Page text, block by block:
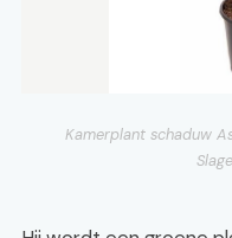
Kamerplant schaduw